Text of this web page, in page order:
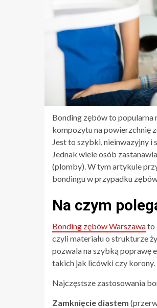
Bonding zębów to popularna
kompozytu na powierzchnię
Jest to szybki, nieinwazyjny
Jednak wiele osób
(plomby). W tym artykule
bondingu w przypadku
Na czym
Bonding zębów Warszawato
czyli materiału o strukturze
pozwala na szybką poprawę
takich jak licówki czy korony.
Najczęstsze zastosowania
Zamknięcie diastem